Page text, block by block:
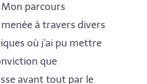
parcours
à travers divers
où j'ai pu mettre
que
avant tout par le